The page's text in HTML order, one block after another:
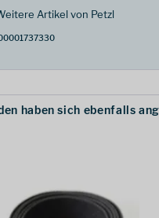
Artikel von Petzl
haben sich ebenfalls